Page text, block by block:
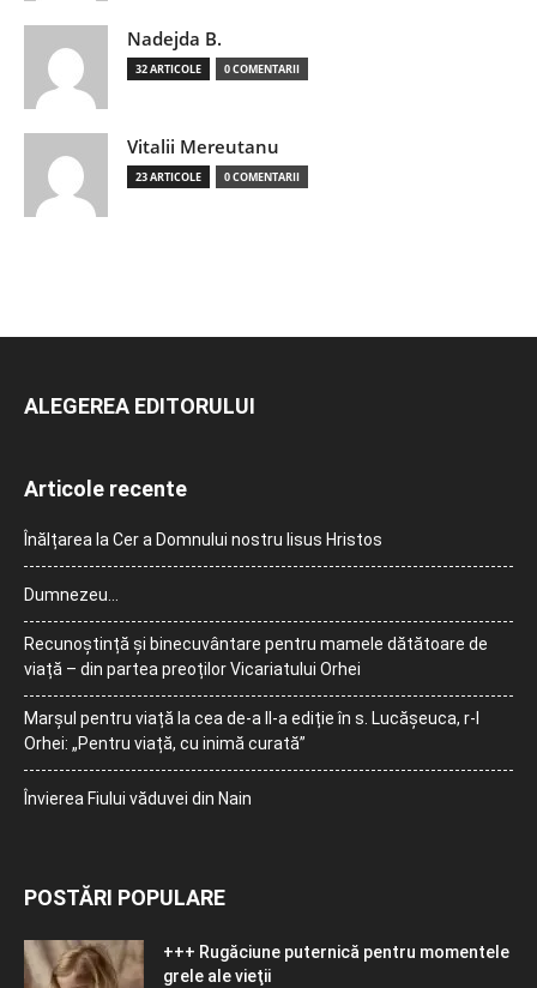
Nadejda B.
32 ARTICOLE 0 COMENTARII
Vitalii Mereutanu
23 ARTICOLE 0 COMENTARII
ALEGEREA EDITORULUI
Articole recente
Înălțarea la Cer a Domnului nostru Iisus Hristos
Dumnezeu…
Recunoștință și binecuvântare pentru mamele dătătoare de
viață – din partea preoților Vicariatului Orhei
Marșul pentru viață la cea de-a II-a ediție în s. Lucășeuca, r-l
Orhei: „Pentru viață, cu inimă curată”
Învierea Fiului văduvei din Nain
POSTĂRI POPULARE
+++ Rugăciune puternică pentru momentele
grele ale vieţii